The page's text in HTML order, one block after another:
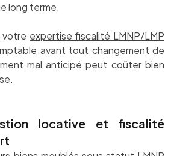
long terme.
votre expertise fiscalité LMNP/LMP
avant tout changement de
mal anticipé peut coûter bien
locative et fiscalité